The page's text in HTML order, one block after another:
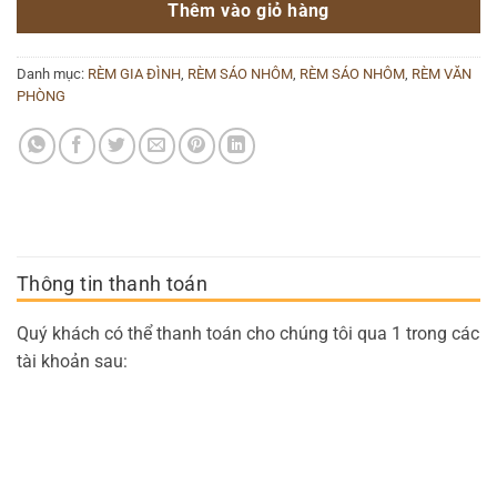
Thêm vào giỏ hàng
Danh mục: RÈM GIA ĐÌNH, RÈM SÁO NHÔM, RÈM SÁO NHÔM, RÈM VĂN
PHÒNG
Thông tin thanh toán
Quý khách có thể thanh toán cho chúng tôi qua 1 trong các
tài khoản sau: